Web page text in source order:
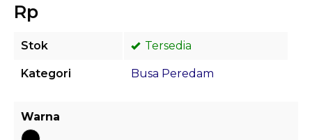
Rp
Stok Tersedia
Kategori Busa Peredam
Warna